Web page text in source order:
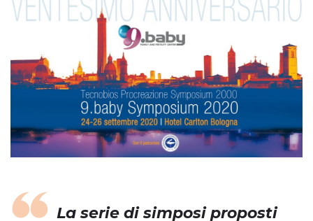
La serie di simposi proposti